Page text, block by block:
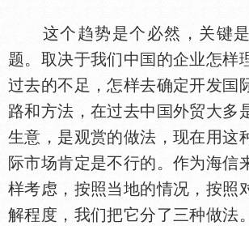
这个趋势是个必然，关键是
题。取决于我们中
的企业怎样
过去的不足，怎样去确定开发
路和方法，在过去中
外贸大多
生意，是观赏的做法，现在用这
际市场肯定是不行的。作为海信
样考虑，按照当地的情况，按照
解程度，我们把它分了三种做法